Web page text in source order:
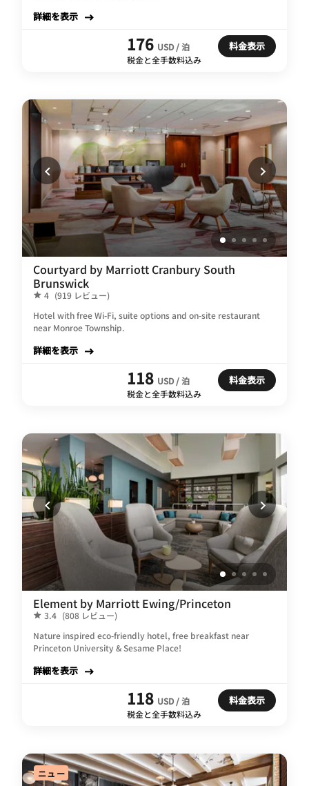
詳細を表示
176 USD / 泊
税金と全手数料込み
料金表示
Courtyard by Marriott Cranbury South
Brunswick
4 (919 レビュー)
Hotel with free Wi-Fi, suite options and on-site restaurant
near Monroe Township.
詳細を表示
118 USD / 泊
税金と全手数料込み
料金表示
Element by Marriott Ewing/Princeton
3.4 (808 レビュー)
Nature inspired eco-friendly hotel, free breakfast near
Princeton University & Sesame Place!
詳細を表示
118 USD / 泊
税金と全手数料込み
料金表示
ニュー